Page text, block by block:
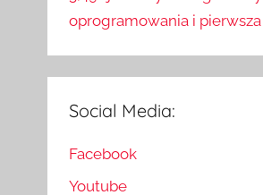
oprogramowania i
Social Media:
Facebook
Youtube